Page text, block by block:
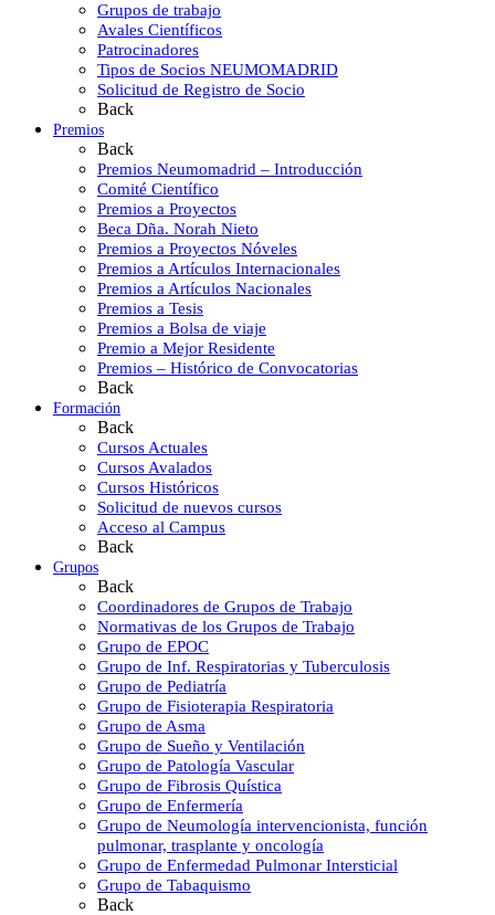
Grupos de trabajo
Avales Científicos
Patrocinadores
Tipos de Socios NEUMOMADRID
Solicitud de Registro de Socio
Back
Premios
Back
Premios Neumomadrid – Introducción
Comité Científico
Premios a Proyectos
Beca Dña. Norah Nieto
Premios a Proyectos Nóveles
Premios a Artículos Internacionales
Premios a Artículos Nacionales
Premios a Tesis
Premios a Bolsa de viaje
Premio a Mejor Residente
Premios – Histórico de Convocatorias
Back
Formación
Back
Cursos Actuales
Cursos Avalados
Cursos Históricos
Solicitud de nuevos cursos
Acceso al Campus
Back
Grupos
Back
Coordinadores de Grupos de Trabajo
Normativas de los Grupos de Trabajo
Grupo de EPOC
Grupo de Inf. Respiratorias y Tuberculosis
Grupo de Pediatría
Grupo de Fisioterapia Respiratoria
Grupo de Asma
Grupo de Sueño y Ventilación
Grupo de Patología Vascular
Grupo de Fibrosis Quística
Grupo de Enfermería
Grupo de Neumología intervencionista, función
pulmonar, trasplante y oncología
Grupo de Enfermedad Pulmonar Intersticial
Grupo de Tabaquismo
Back